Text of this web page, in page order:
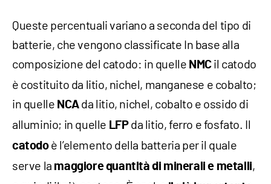
Queste percentuali variano a seconda del tipo di
batterie, che vengono classificate In base alla
composizione del catodo: in quelle NMCil catodo
è costituito da litio, nichel, manganese e cobalto;
in quelle NCAda litio, nichel, cobalto e ossido di
alluminio; in quelle LFPda litio, ferro e fosfato. Il
catodoè l’elemento della batteria per il quale
serve la maggiore quantità di minerali e metalli,